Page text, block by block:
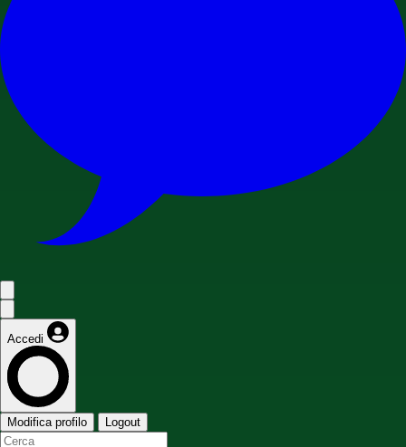
Accedi
Modifica profilo Logout